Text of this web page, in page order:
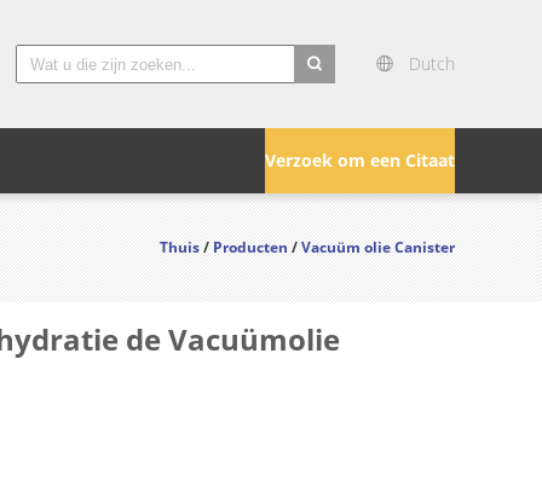
Dutch
Verzoek om een Citaat
Thuis/Producten/Vacuüm olie Canister
de Vacuümolie